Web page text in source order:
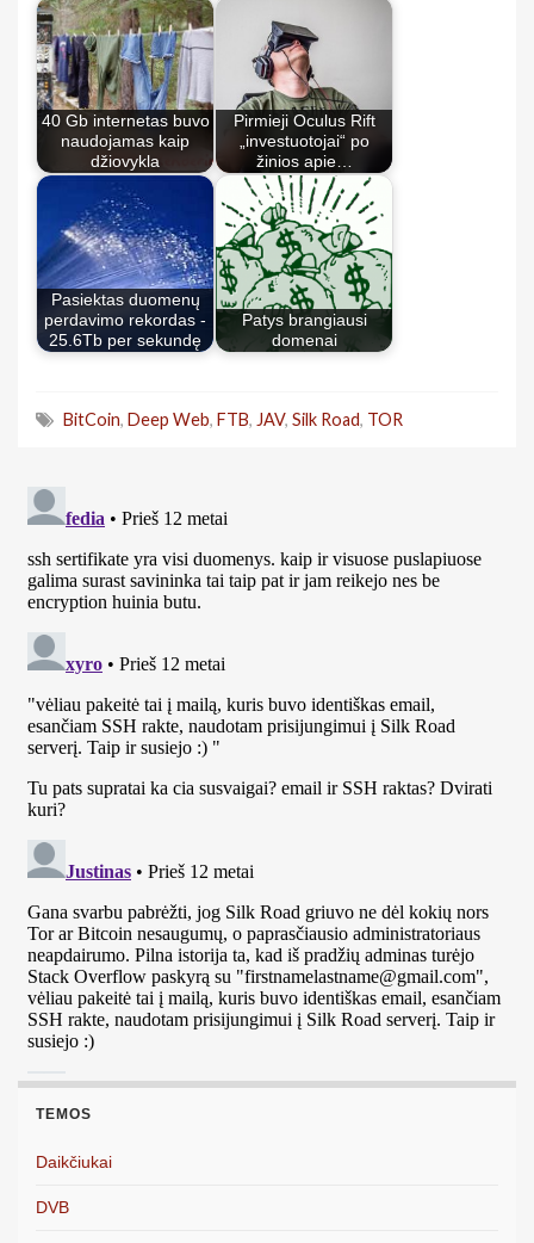
40 Gb internetas buvo
naudojamas kaip
džiovykla
Pirmieji Oculus Rift
„investuotojai“ po
žinios apie…
Pasiektas duomenų
perdavimo rekordas -
25.6Tb per sekundę
Patys brangiausi
domenai
BitCoin, Deep Web, FTB, JAV, Silk Road, TOR
TEMOS
Daikčiukai
DVB